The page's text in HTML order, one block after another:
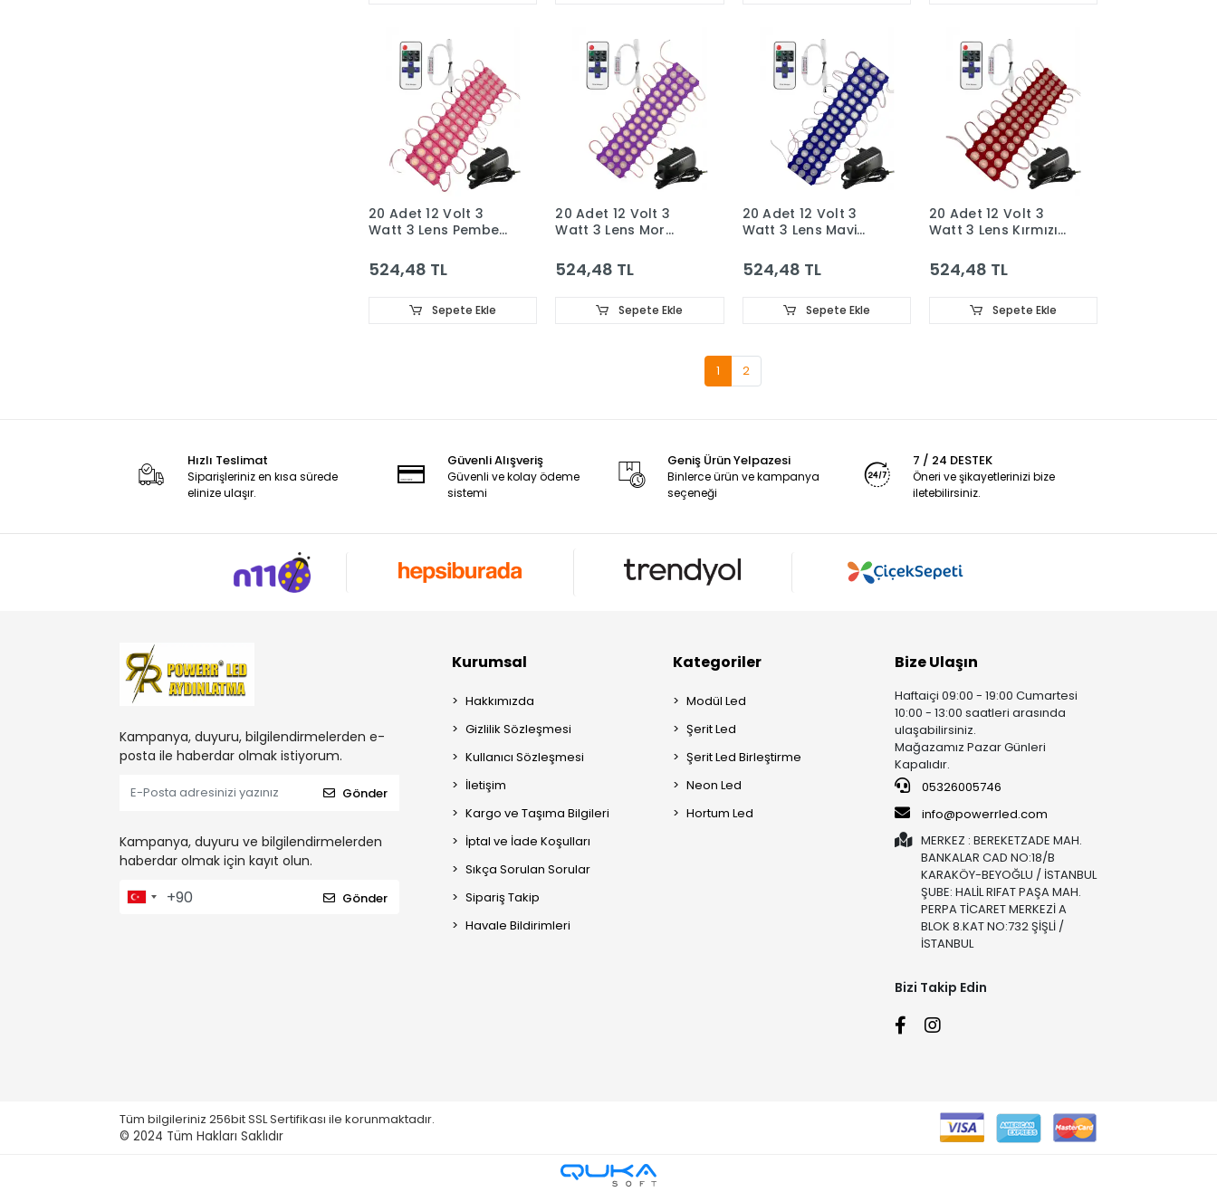
20 Adet 12 Volt 3
Watt 3 Lens Pembe
Tek Renk RF Dimmer
3A Priz Tipi Adaptör
524,48 TL
Sepete Ekle
20 Adet 12 Volt 3
Watt 3 Lens Mor
Tek Renk RF Dimmer
3A Priz Tipi Adaptör
524,48 TL
Sepete Ekle
20 Adet 12 Volt 3
Watt 3 Lens Mavi
Tek Renk RF Dimmer
3A Priz Tipi Adaptör
524,48 TL
Sepete Ekle
20 Adet 12 Volt 3
Watt 3 Lens Kırmızı
Tek Renk RF Dimmer
3A Priz Tipi Adaptör
524,48 TL
Sepete Ekle
1 2
Hızlı Teslimat
Siparişleriniz en kısa sürede
elinize ulaşır.
Güvenli Alışveriş
Güvenli ve kolay ödeme
sistemi
Geniş Ürün Yelpazesi
Binlerce ürün ve kampanya
seçeneği
7 / 24 DESTEK
Öneri ve şikayetlerinizi bize
iletebilirsiniz.
Kampanya, duyuru, bilgilendirmelerden e-
posta ile haberdar olmak istiyorum.
Gönder
Kampanya, duyuru ve bilgilendirmelerden
haberdar olmak için kayıt olun.
Gönder
Kurumsal
Hakkımızda
Gizlilik Sözleşmesi
Kullanıcı Sözleşmesi
İletişim
Kargo ve Taşıma Bilgileri
İptal ve İade Koşulları
Sıkça Sorulan Sorular
Sipariş Takip
Havale Bildirimleri
Kategoriler
Modül Led
Şerit Led
Şerit Led Birleştirme
Neon Led
Hortum Led
Bize Ulaşın
Haftaiçi 09:00 - 19:00 Cumartesi
10:00 - 13:00 saatleri arasında
ulaşabilirsiniz.
Mağazamız Pazar Günleri
Kapalıdır.
05326005746
info@powerrled.com
MERKEZ : BEREKETZADE MAH.
BANKALAR CAD NO:18/B
KARAKÖY-BEYOĞLU / İSTANBUL
ŞUBE: HALİL RIFAT PAŞA MAH.
PERPA TİCARET MERKEZİ A
BLOK 8.KAT NO:732 ŞİŞLİ /
İSTANBUL
Bizi Takip Edin
Tüm bilgileriniz 256bit SSL Sertifikası ile korunmaktadır.
© 2024 Tüm Hakları Saklıdır